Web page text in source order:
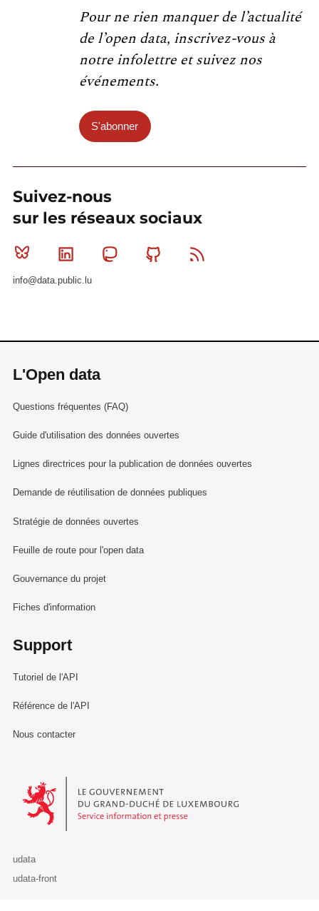
Pour ne rien manquer de l’actualité
de l’open data, inscrivez-vous à
notre infolettre et suivez nos
événements.
S'abonner
Suivez-nous
sur les réseaux sociaux
Bluesky Linkedin MastodonGithub
info@data.public.lu
L'Open data
Questions fréquentes (FAQ)
Guide d'utilisation des données ouvertes
Lignes directrices pour la publication de données ouvertes
Demande de réutilisation de données publiques
Stratégie de données ouvertes
Feuille de route pour l'open data
Gouvernance du projet
Fiches d'information
Support
Tutoriel de l'API
Référence de l'API
Nous contacter
Le Gouvernement du Grand-Duché de Luxembourg - Service
udata
udata-front